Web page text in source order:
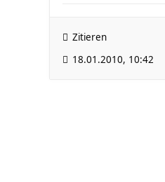
Zitieren
18.01.2010, 10:42